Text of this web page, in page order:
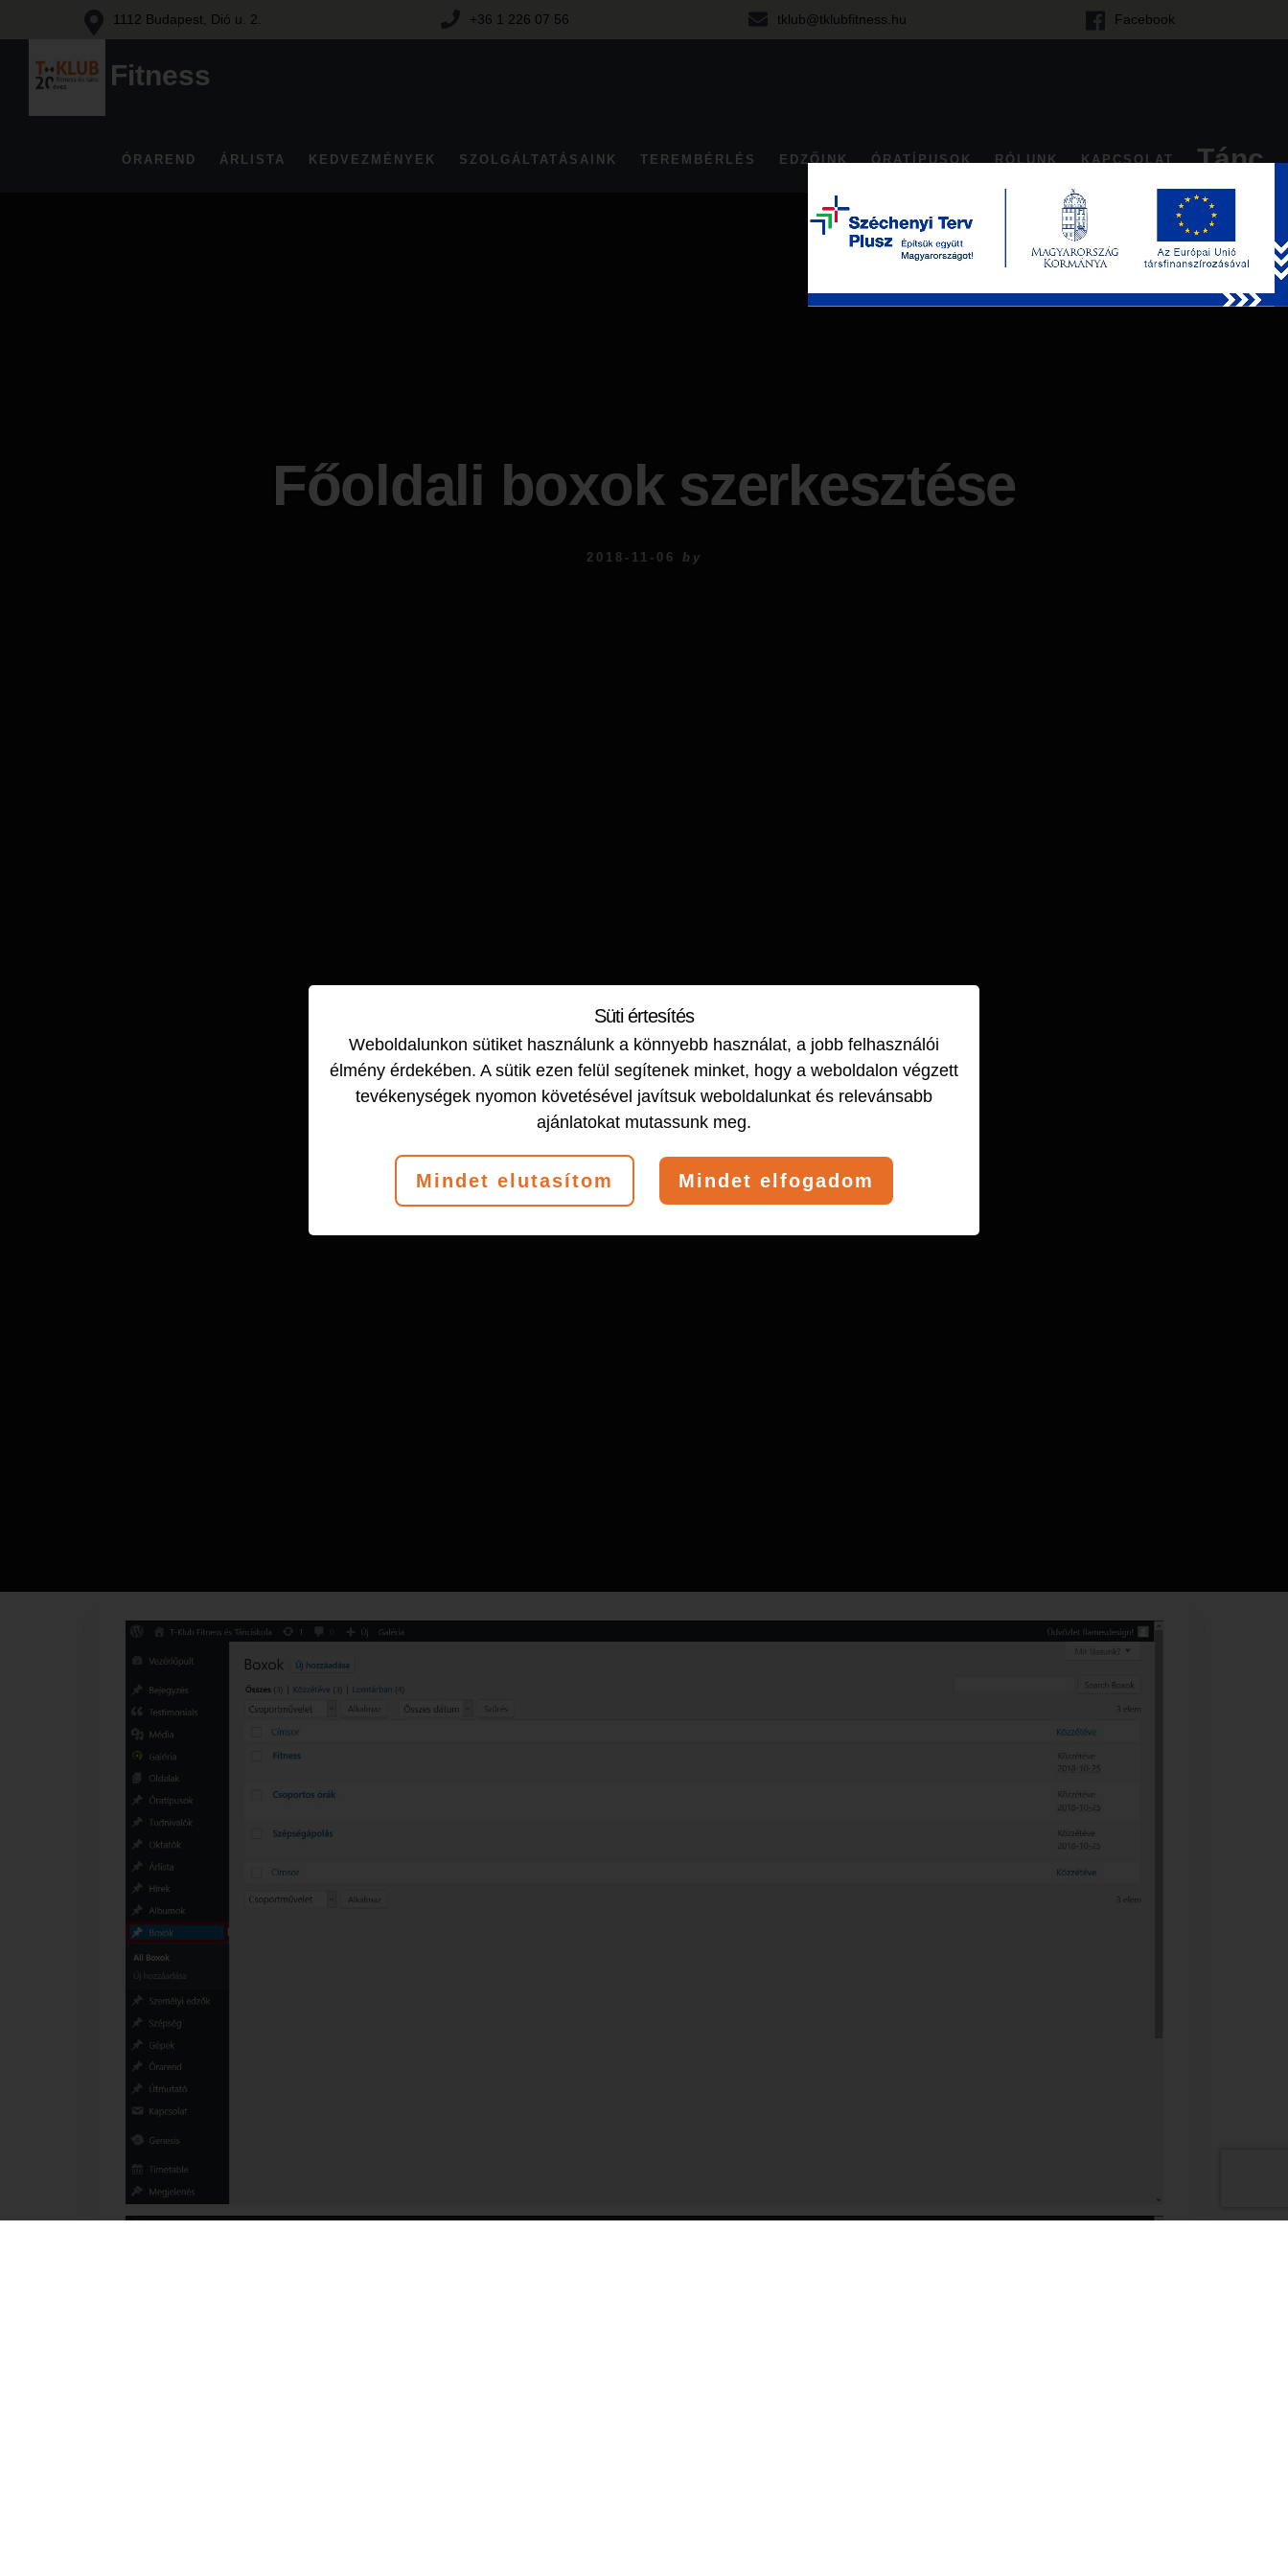
1112 Budapest, Dió u. 2. +36 1 226 07 56 tklub@tklubfitness.hu Facebook
Fitness
és
Fitness
ÓRAREND ÁRLISTA KEDVEZMÉNYEK SZOLGÁLTATÁSAINK TEREMBÉRLÉS EDZŐINK ÓRATÍPUSOK RÓLUNK KAPCSOLAT Tánc
Főoldali boxok szerkesztése
2018-11-06 by
Süti értesítés
Weboldalunkon sütiket használunk a könnyebb használat, a jobb felhasználói
élmény érdekében. A sütik ezen felül segítenek minket, hogy a weboldalon végzett
tevékenységek nyomon követésével javítsuk weboldalunkat és relevánsabb
ajánlatokat mutassunk meg.
Mindet elutasítom Mindet elfogadom